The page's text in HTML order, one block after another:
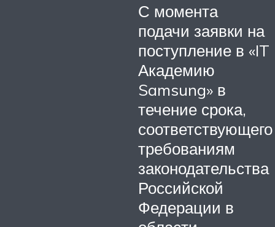
С момента
подачи заявки на
поступление в «IT
Академию
Samsung» в
течение срока,
соответствующего
требованиям
законодательства
Российской
Федерации в